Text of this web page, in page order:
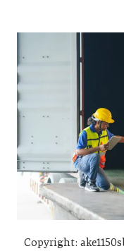
Copyright: